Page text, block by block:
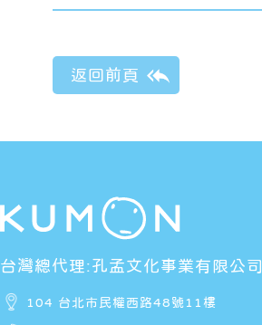
台灣總代理:孔孟文化事業有限公司
104 台北市民權西路48號11樓